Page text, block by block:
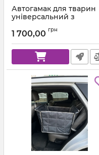
Автогамак для тварин
універсальний з
312 + Жовта стропа
1 700,00 грн